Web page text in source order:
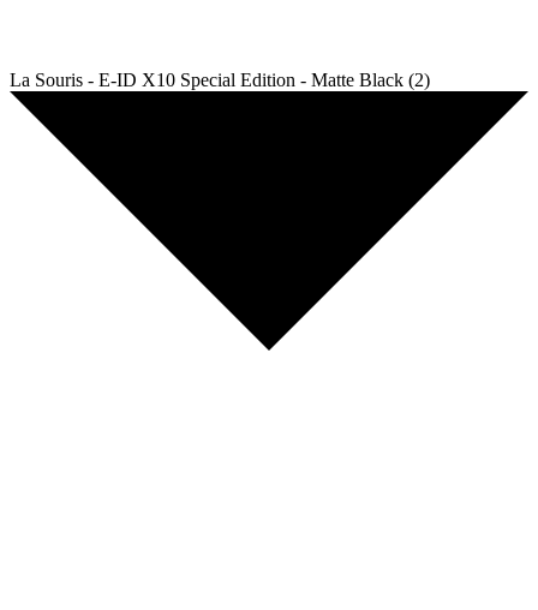
La Souris - E-ID X10 Special Edition - Matte Black (2)